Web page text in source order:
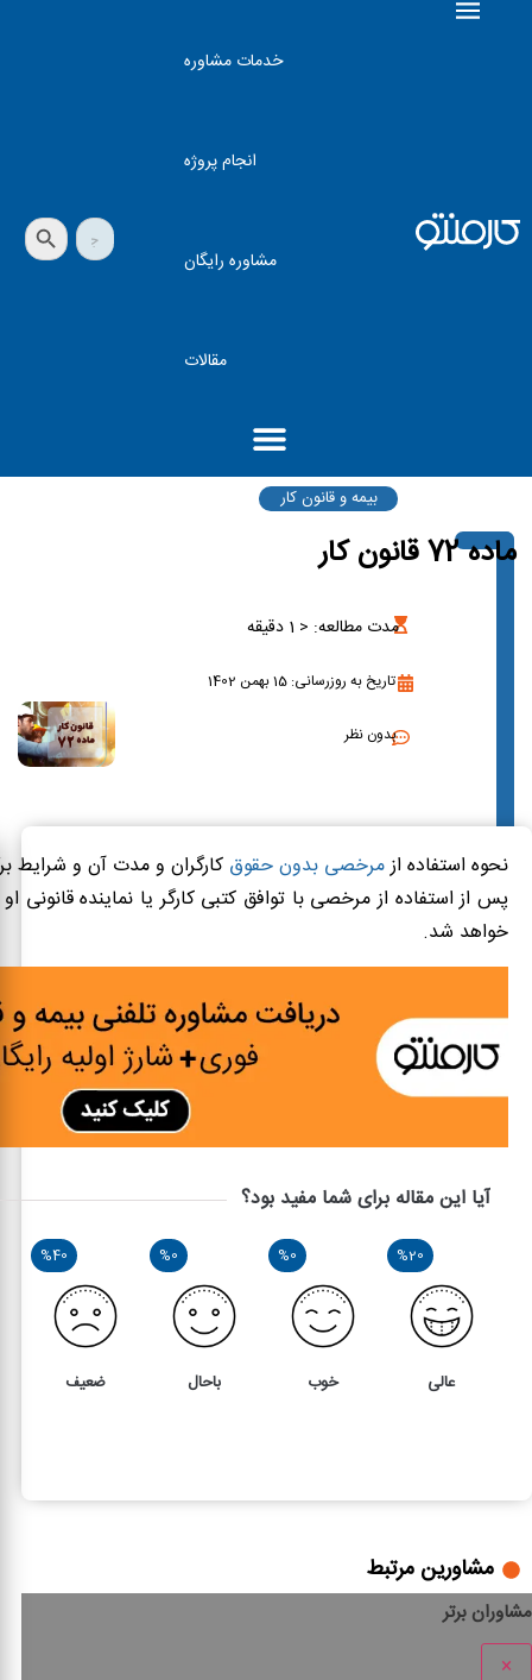
خدمات مشاوره
انجام پروژه
مشاوره رایگان
مقالات
جستجو
برای:
دکمه جستجو
بیمه و قانون کار
ماده 72 قانون کار
مدت مطالعه: < 1 دقیقه
تاریخ به روزرسانی: 15 بهمن 1402
بدون نظر
نحوه استفاده ازمرخصی بدون حقوق کارگران و مدت آن و شرایط
پس از استفاده از مرخصی با توافق کتبی کارگر یا‌ نماینده قانونی
خواهد شد.
آیا این مقاله برای شما مفید بود؟
%20
عالی
%0
خوب
%0
باحال
%40
ضعیف
مشاورین مرتبط
مشاوران برتر
×